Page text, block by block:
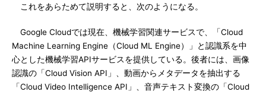
これをあらためて説明すると、次のようになる。
Google Cloudでは現在、機械学習関連サービスで、「Cloud
Machine Learning Engine（Cloud ML Engine）」と認識系を中
心とした機械学習APIサービスを提供している。後者には、画像
認識の「Cloud Vision API」、動画からメタデータを抽出する
「Cloud Video Intelligence API」、音声テキスト変換の「Cloud